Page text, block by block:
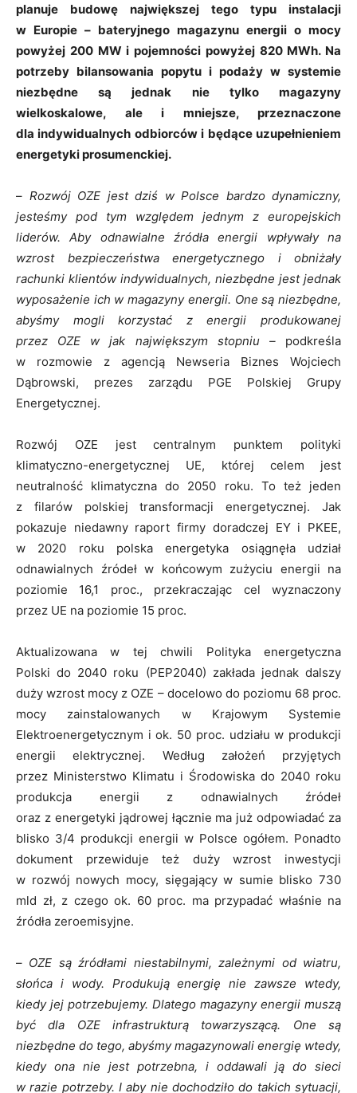
planuje budowę największej tego typu instalacji
w Europie – bateryjnego magazynu energii o mocy
powyżej 200 MW i pojemności powyżej 820 MWh. Na
potrzeby bilansowania popytu i podaży w systemie
niezbędne są jednak nie tylko magazyny
wielkoskalowe, ale i mniejsze, przeznaczone
dla indywidualnych odbiorców i będące uzupełnieniem
energetyki prosumenckiej.
– Rozwój OZE jest dziś w Polsce bardzo dynamiczny,
jesteśmy pod tym względem jednym z europejskich
liderów. Aby odnawialne źródła energii wpływały na
wzrost bezpieczeństwa energetycznego i obniżały
rachunki klientów indywidualnych, niezbędne jest jednak
wyposażenie ich w magazyny energii. One są niezbędne,
abyśmy mogli korzystać z energii produkowanej
przez OZE w jak największym stopniu –podkreśla
w rozmowie z agencją Newseria Biznes Wojciech
Dąbrowski, prezes zarządu PGE Polskiej Grupy
Energetycznej.
Rozwój OZE jest centralnym punktem polityki
klimatyczno-energetycznej UE, której celem jest
neutralność klimatyczna do 2050 roku. To też jeden
z filarów polskiej transformacji energetycznej. Jak
pokazuje niedawny raport firmy doradczej EY i PKEE,
w 2020 roku polska energetyka osiągnęła udział
odnawialnych źródeł w końcowym zużyciu energii na
poziomie 16,1 proc., przekraczając cel wyznaczony
przez UE na poziomie 15 proc.
Aktualizowana w tej chwili Polityka energetyczna
Polski do 2040 roku (PEP2040) zakłada jednak dalszy
duży wzrost mocy z OZE – docelowo do poziomu 68 proc.
mocy zainstalowanych w Krajowym Systemie
Elektroenergetycznym i ok. 50 proc. udziału w produkcji
energii elektrycznej. Według założeń przyjętych
przez Ministerstwo Klimatu i Środowiska do 2040 roku
produkcja energii z odnawialnych źródeł
oraz z energetyki jądrowej łącznie ma już odpowiadać za
blisko 3/4 produkcji energii w Polsce ogółem. Ponadto
dokument przewiduje też duży wzrost inwestycji
w rozwój nowych mocy, sięgający w sumie blisko 730
mld zł, z czego ok. 60 proc. ma przypadać właśnie na
źródła zeroemisyjne.
– OZE są źródłami niestabilnymi, zależnymi od wiatru,
słońca i wody. Produkują energię nie zawsze wtedy,
kiedy jej potrzebujemy. Dlatego magazyny energii muszą
być dla OZE infrastrukturą towarzyszącą. One są
niezbędne do tego, abyśmy magazynowali energię wtedy,
kiedy ona nie jest potrzebna, i oddawali ją do sieci
w razie potrzeby. I aby nie dochodziło do takich sytuacji,